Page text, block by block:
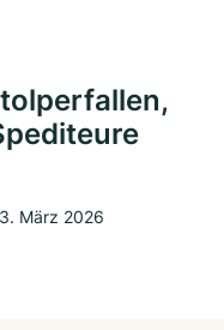
März 2026